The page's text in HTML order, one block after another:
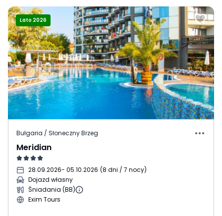
Lato 2026
Bułgaria / Słoneczny Brzeg
Meridian
28.09.2026- 05.10.2026 (8 dni / 7 nocy)
Dojazd własny
Śniadania (BB)
Exim Tours